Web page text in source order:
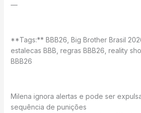
—
**Tags:** BBB26, Big Brother Brasil
estalecas BBB, regras BBB26, reality
BBB26
Milena ignora alertas e pode ser
sequência de punições